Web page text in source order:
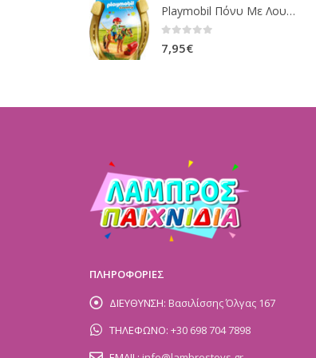
Playmobil Πόνυ Με Λουλουδάκια Και Κοριτσάκι 6968
7,95€
ΠΛΗΡΟΦΟΡΙΕΣ
ΔΙΕΥΘΥΝΣΗ: Βασιλίσσης Όλγας 167
ΤΗΛΕΦΩΝΟ: +30 698 704 7898